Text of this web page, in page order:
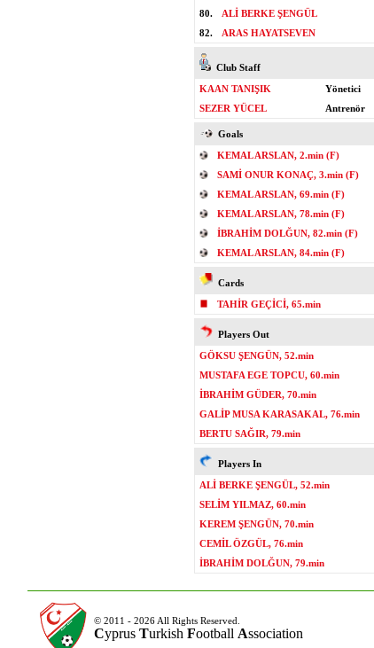
80.
ALİ BERKE ŞENGÜL
82.
ARAS HAYATSEVEN
Club Staff
KAAN TANIŞIK
Yönetici
SEZER YÜCEL
Antrenör
Goals
KEMAL ARSLAN, 2.min (F)
SAMİ ONUR KONAÇ, 3.min (F)
KEMAL ARSLAN, 69.min (F)
KEMAL ARSLAN, 78.min (F)
İBRAHİM DOLĞUN, 82.min (F)
KEMAL ARSLAN, 84.min (F)
Cards
TAHİR GEÇİCİ, 65.min
Players Out
GÖKSU ŞENGÜN, 52.min
MUSTAFA EGE TOPCU, 60.min
İBRAHİM GÜDER, 70.min
GALİP MUSA KARASAKAL, 76.min
BERTU SAĞIR, 79.min
Players In
ALİ BERKE ŞENGÜL, 52.min
SELİM YILMAZ, 60.min
KEREM ŞENGÜN, 70.min
CEMİL ÖZGÜL, 76.min
İBRAHİM DOLĞUN, 79.min
© 2011 - 2026 All Rights Reserved.
Cyprus Turkish Football Association